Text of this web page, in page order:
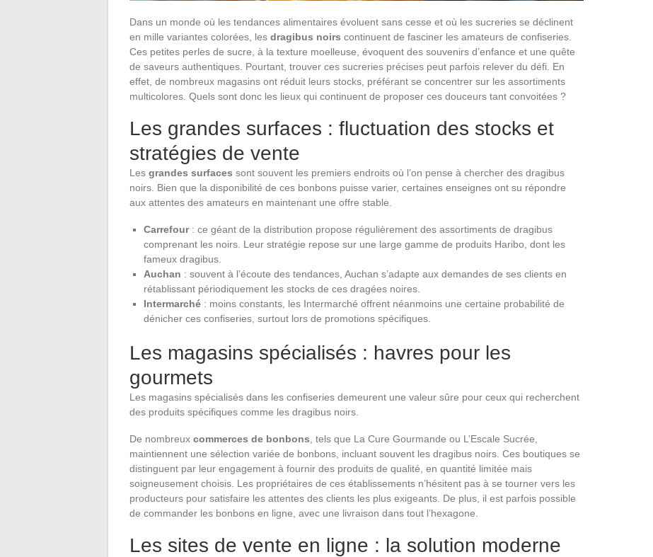
Dans un monde où les tendances alimentaires évoluent sans cesse et où les sucreries se déclinent
en mille variantes colorées, les dragibus noirs continuent de fasciner les amateurs de confiseries.
Ces petites perles de sucre, à la texture moelleuse, évoquent des souvenirs d’enfance et une quête
de saveurs authentiques. Pourtant, trouver ces sucreries précises peut parfois relever du défi. En
effet, de nombreux magasins ont réduit leurs stocks, préférant se concentrer sur les assortiments
multicolores. Quels sont donc les lieux qui continuent de proposer ces douceurs tant convoitées ?
Les grandes surfaces : fluctuation des stocks et
stratégies de vente
Les grandes surfaces sont souvent les premiers endroits où l’on pense à chercher des dragibus
noirs. Bien que la disponibilité de ces bonbons puisse varier, certaines enseignes ont su répondre
aux attentes des amateurs en maintenant une offre stable.
Carrefour: ce géant de la distribution propose régulièrement des assortiments de dragibus
comprenant les noirs. Leur stratégie repose sur une large gamme de produits Haribo, dont les
fameux dragibus.
Auchan : souvent à l’écoute des tendances, Auchan s’adapte aux demandes de ses clients en
rétablissant périodiquement les stocks de ces dragées noires.
Intermarché : moins constants, les Intermarché offrent néanmoins une certaine probabilité de
dénicher ces confiseries, surtout lors de promotions spécifiques.
Les magasins spécialisés : havres pour les
gourmets
Les magasins spécialisés dans les confiseries demeurent une valeur sûre pour ceux qui recherchent
des produits spécifiques comme les dragibus noirs.
De nombreux commerces de bonbons , tels que La Cure Gourmande ou L’Escale Sucrée,
maintiennent une sélection variée de bonbons, incluant souvent les dragibus noirs. Ces boutiques se
distinguent par leur engagement à fournir des produits de qualité, en quantité limitée mais
soigneusement choisis. Les propriétaires de ces établissements n’hésitent pas à se tourner vers les
producteurs pour satisfaire les attentes des clients les plus exigeants. De plus, il est parfois possible
de commander les bonbons en ligne, avec une livraison dans tout l’hexagone.
Les sites de vente en ligne : la solution moderne